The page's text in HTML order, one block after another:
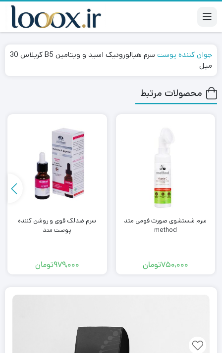
جوان کننده پوست
سرم هیالورونیک اسید و ویتامین B5 کرپلاس 30
میل
محصولات مرتبط
سرم شستشوی صورت فومی متد
method
750,000تومان
سرم ضدلک قوی و روشن کننده
پوست متد
979,000تومان